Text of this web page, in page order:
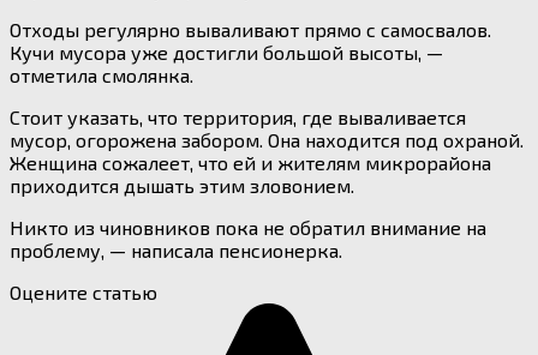
Отходы регулярно вываливают прямо с самосвалов.
Кучи мусора уже достигли большой высоты, —
отметила смолянка.
Стоит указать, что территория, где вываливается
мусор, огорожена забором. Она находится под охраной.
Женщина сожалеет, что ей и жителям микрорайона
приходится дышать этим зловонием.
Никто из чиновников пока не обратил внимание на
проблему, — написала пенсионерка.
Оцените статью